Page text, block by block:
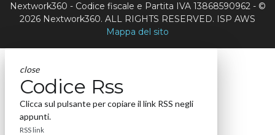
Nextwork360 - Codice fiscale e Partita IVA 13868590962 - ©
2026 Nextwork360. ALL RIGHTS RESERVED. ISP AWS
Mappa del sito
close
Codice Rss
Clicca sul pulsante per copiare il link RSS negli
appunti.
RSS link